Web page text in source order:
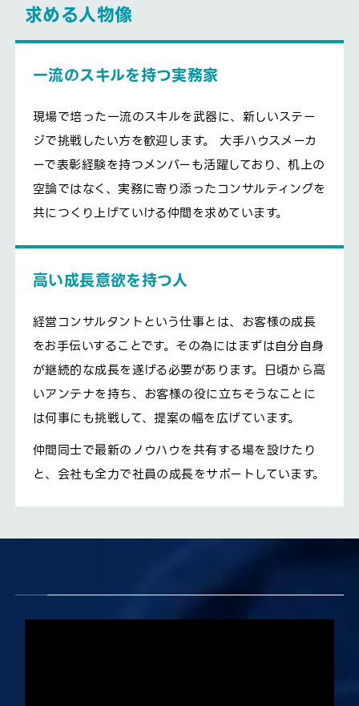
求める人物像
一流のスキルを持つ実務家
現場で培った一流のスキルを武器に、新しいステー
ジで挑戦したい方を歓迎します。 大手ハウスメーカ
ーで表彰経験を持つメンバーも活躍しており、机上の
空論ではなく、実務に寄り添ったコンサルティングを
共につくり上げていける仲間を求めています。
高い成長意欲を持つ人
経営コンサルタントという仕事とは、お客様の成長
をお手伝いすることです。その為にはまずは自分自身
が継続的な成長を遂げる必要があります。日頃から高
いアンテナを持ち、お客様の役に立ちそうなことに
は何事にも挑戦して、提案の幅を広げています。
仲間同士で最新のノウハウを共有する場を設けたり
と、会社も全力で社員の成長をサポートしています。